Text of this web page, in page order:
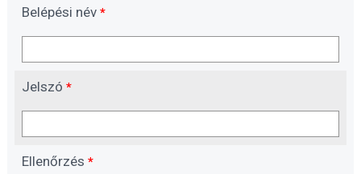
Belépési név *
Jelszó *
Ellenőrzés *